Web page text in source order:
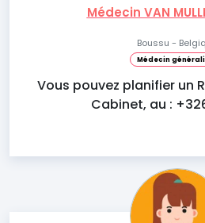
Médecin VAN
Boussu -
Médecin
Vous pouvez planifier un
Cabinet, au :